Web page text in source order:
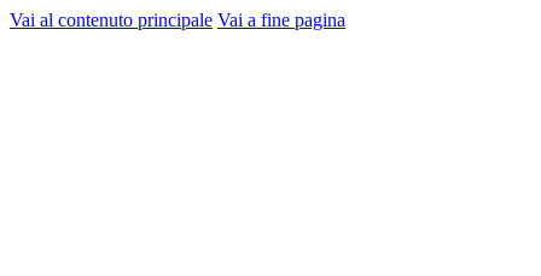
Vai al contenuto principale Vai a fine pagina